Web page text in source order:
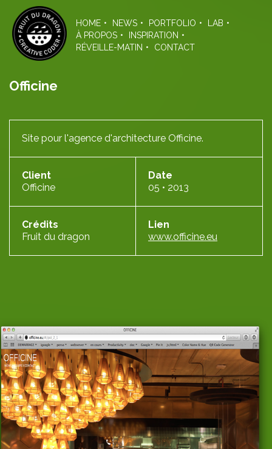
the
content
HOME NEWS PORTFOLIO
LAB
À PROPOS
INSPIRATION
RÉVEILLE-MATIN
CONTACT
Officine
Site pour l'agence d'architecture Officine.
Client
Officine
Date
05 • 2013
Crédits
Fruit du dragon
Lien
www.officine.eu